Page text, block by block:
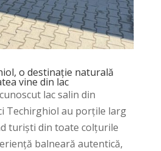
o destinație naturală
vine din lac
lac salin din
Techirghiol au porțile larg
turiști din toate colțurile
balneară autentică,